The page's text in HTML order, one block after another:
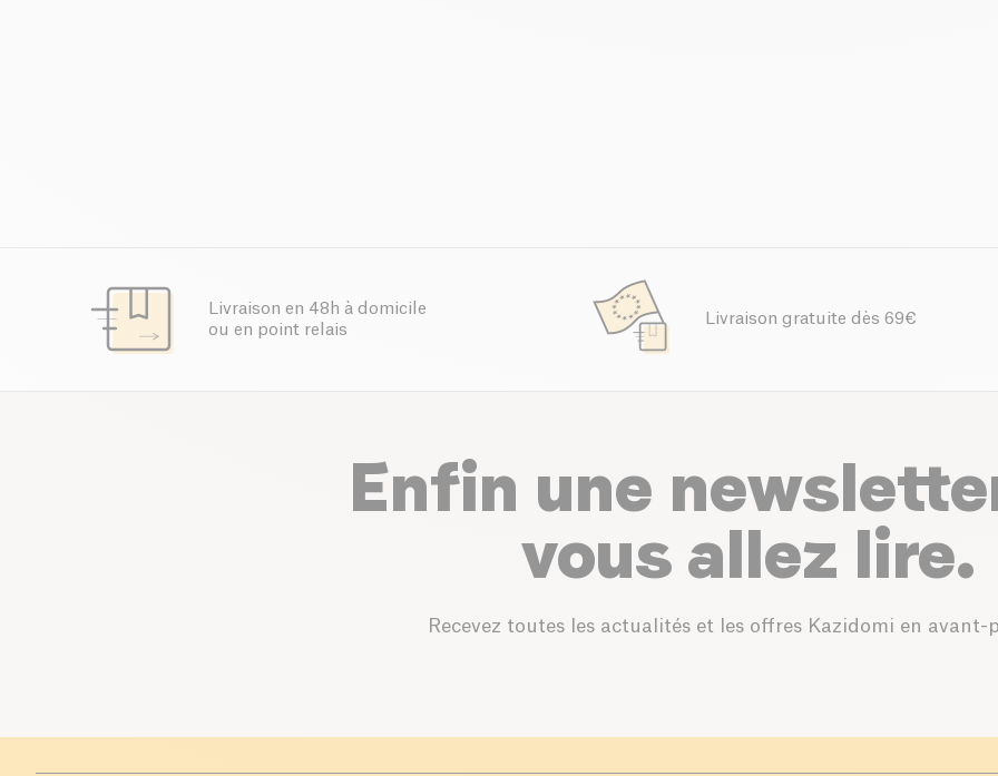
Livraison en 48h à domicile
ou en point relais
Livraison gratuite dès 69€
Enfin une
vous allez lire.
Recevez toutes les actualités et les offres Kazidomi en avant-